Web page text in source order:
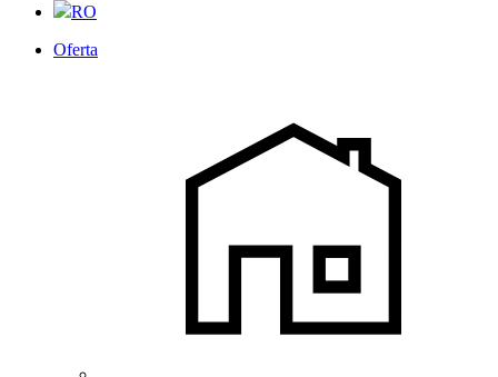
RO
Oferta